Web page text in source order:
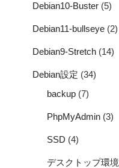
Debian10-Buster (5)
Debian11-bullseye (2)
Debian9-Stretch (14)
Debian設定 (34)
backup (7)
PhpMyAdmin (3)
SSD (4)
デスクトップ環境